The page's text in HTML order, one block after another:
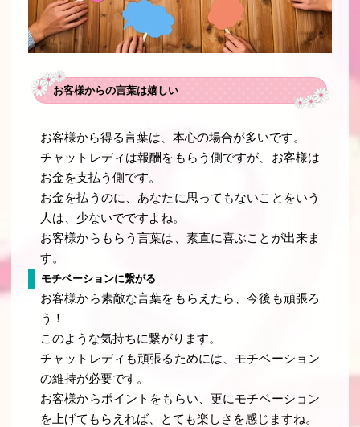
お客様からの言葉は嬉しい
お客様から得る言葉は、本心の場合が多いです。
チャットレディは報酬をもらう側ですが、お客様は
お金を支払う側です。
お金を払うのに、あなたに思ってもないことをいう
人は、少ないでですよね。
お客様からもらう言葉は、素直に喜ぶことが出来ま
す。
モチベーションに繋がる
お客様から素敵な言葉をもらえたら、今後も頑張ろ
う！
このような気持ちに繋がります。
チャットレディも頑張るためには、モチベーション
の維持が必要です。
お客様からポイントをもらい、更にモチベーション
を上げてもらえれば、とても楽しさを感じますね。